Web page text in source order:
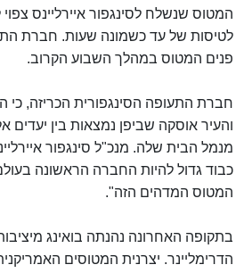
המטוס שנשלח לסינגפור איירליינס
לטיסות של עד כשמונה שעות. חברת
פנים המטוס במהלך השבוע הקרוב.
חברת התעופה הסינגפורית הכריזה, כי
והעיר אוסקה שביפן נמצאות בין יעדים
מנמל הבית שלה. מנכ"ל סינגפור
כבוד גדול להיות החברה הראשונה
המטוס המדהים הזה".
בתקופה האחרונה נהנתה בואינג